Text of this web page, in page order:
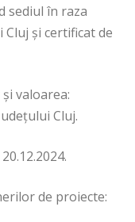
sediul în raza
și certificat de
valoarea:
Cluj.
de proiecte: